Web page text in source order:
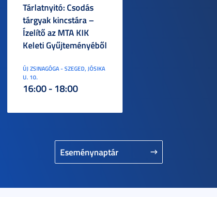
Eseménynaptár
Tárlatnyitó: Csodás
tárgyak kincstára –
Ízelítő az MTA KIK
Keleti Gyűjteményéből
ÚJ ZSINAGÓGA - SZEGED, JÓSIKA
U. 10.
16:00 - 18:00